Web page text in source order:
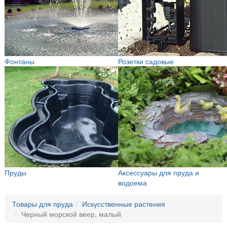
Фонтаны Розетки садовые
Пруды
Аксессуары для пруда и
водоема
Товары для пруда
Искусственные растения
Черный морской веер, малый